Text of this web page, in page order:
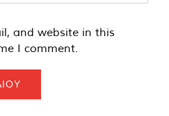
and website in this
I comment.